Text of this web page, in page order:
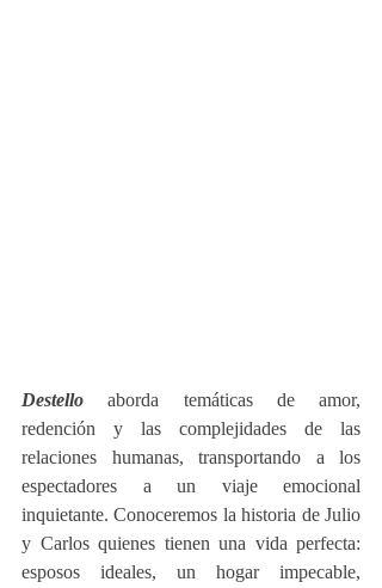
Destello aborda temáticas de amor,
redención y las complejidades de las
relaciones humanas, transportando a los
espectadores a un viaje emocional
inquietante. Conoceremos la historia de Julio
y Carlos quienes tienen una vida perfecta:
esposos ideales, un hogar impecable,